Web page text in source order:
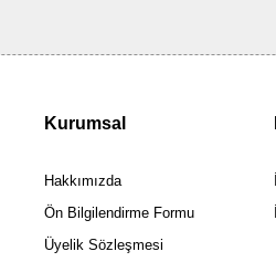
Kurumsal
Hakkımızda
Ön Bilgilendirme Formu
Üyelik Sözleşmesi